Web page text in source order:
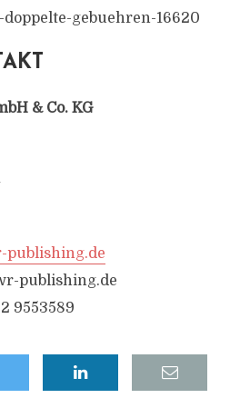
gebuehren-16620
& Co. KG
publishing.de
publishing.de
9553589